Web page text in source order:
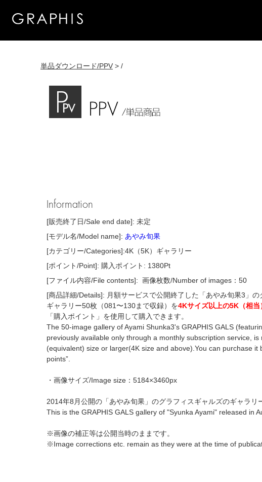
単品ダウンロード/PPV > /
Information
[販売終了日/Sale end date]: 未定
[モデル名/Model name]: あやみ旬果
[カテゴリー/Categories]:4K（5K）ギャラリー
[ポイント/Point]: 購入ポイント: 1380Pt
[ファイル内容/File contents]: 画像枚数/Number of images：50
[商品詳細/Details]: 月額サービスで公開終了した「あやみ旬果3」
ギャラリー50枚（081〜130まで収録）を4Kサイズ以上の5K（相当
「購入ポイント」を使用して購入できます。
The 50-image gallery of Ayami Shunka3's GRAPHIS GALS
previously available only through a monthly subscription service, is
(equivalent) size or larger(4K size and above).You can purchase it
points”.
・画像サイズ/Image size：5184×3460px
2014年8月公開の「あやみ旬果」のグラフィスギャルズのギャラリ
This is the GRAPHIS GALS gallery of "Syunka Ayami" released in
※画像の補正等は公開当時のままです。
※Image corrections etc. remain as they were at the time of